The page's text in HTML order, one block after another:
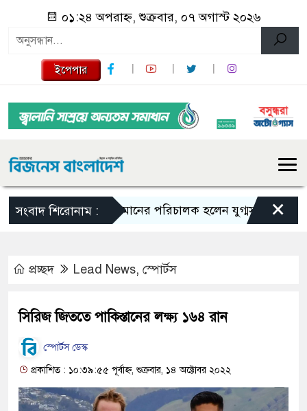
০১:২৪ অপরাহ্ন, শুক্রবার, ০৭ অগাস্ট ২০২৬
ইপেপার
সংবাদ শিরোনাম :বিমানের পরিচালক হলেন যুগ্মসচিব মাহবুবুল
×
প্রচ্ছদ Lead News, স্পোর্টস
সিরিজ জিততে পাকিস্তানের লক্ষ্য ১৬৪ রান
স্পোর্টস ডেস্ক
প্রকাশিত : ১০:৩৯:৫৫ পূর্বাহ্ন, শুক্রবার, ১৪ অক্টোবর ২০২২